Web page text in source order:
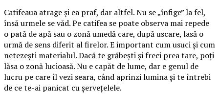
Catifeaua atrage și ea praf, dar altfel. Nu se „înfige” la fel,
însă urmele se văd. Pe catifea se poate observa mai repede
o pată de apă sau o zonă umedă care, după uscare, lasă o
urmă de sens diferit al firelor. E important cum usuci și cum
netezești materialul. Dacă te grăbești și freci prea tare, poți
lăsa o zonă lucioasă. Nu e capăt de lume, dar e genul de
lucru pe care îl vezi seara, când aprinzi lumina și te întrebi
de ce te-ai panicat cu șervețelele.